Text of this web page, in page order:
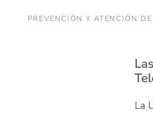
PREVENCIÓN Y ATENCIÓN
La